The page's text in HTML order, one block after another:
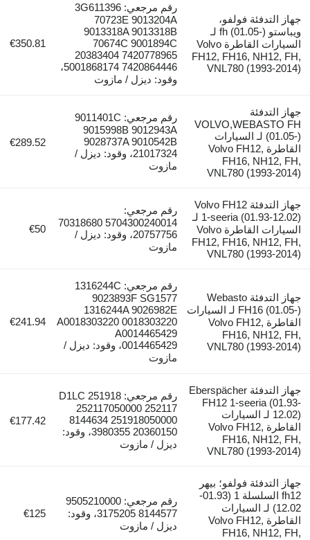
جهاز التدفئة فولفو،
ويباستو fh (01.05-) لـ
السيارات القاطرة Volvo
FH12, FH16, NH12, FH,
VNL780 (1993-2014)
رقم مرجعي: 3G611396
70723E 9013204A
9013318A 9013318B
70674C 9001894С
20383404 7420778965
5001868174 7420864446،
وقود: ديزل / مازوت
€350.81
جهاز التدفئة
VOLVO,WEBASTO FH
(01.05-) لـ السيارات
القاطرة Volvo FH12,
FH16, NH12, FH,
VNL780 (1993-2014)
رقم مرجعي: 9011401C
9015998B 9012943A
9028737A 9010542B
21017324، وقود: ديزل /
مازوت
€289.52
جهاز التدفئة Volvo FH12
1-seeria (01.93-12.02) لـ
السيارات القاطرة Volvo
FH12, FH16, NH12, FH,
VNL780 (1993-2014)
رقم مرجعي:
5704300240014 70318680
20757756، وقود: ديزل /
مازوت
€50
جهاز التدفئة Webasto
FH16 (01.05-) لـ السيارات
القاطرة Volvo FH12,
FH16, NH12, FH,
VNL780 (1993-2014)
رقم مرجعي: 1316244C
9023893F SG1577
1316244A 9026982E
A0018303220 0018303220
A0014465429
0014465429، وقود: ديزل /
مازوت
€241.94
جهاز التدفئة Eberspächer
FH12 1-seeria (01.93-
12.02) لـ السيارات
القاطرة Volvo FH12,
FH16, NH12, FH,
VNL780 (1993-2014)
رقم مرجعي: D1LC 251918
252117050000 252117
8144634 251918050000
3980355 20360150، وقود:
ديزل / مازوت
€177.42
جهاز التدفئة فولفو؛ بيهر
fh12 السلسلة 1 (01.93-
12.02) لـ السيارات
القاطرة Volvo FH12,
FH16, NH12, FH,
رقم مرجعي: 9505210000
8144577 3175205، وقود:
ديزل / مازوت
€125